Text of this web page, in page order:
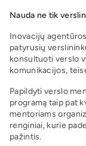
Nauda ne tik
Inovacijų
patyrusių
konsultuoti verslo
komunikacijos,
Papildyti verslo
programą taip pat
mentoriams
renginiai, kurie
pažintis.